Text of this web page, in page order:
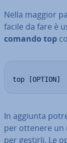
Nella maggior
facile da fare è
comando top
top [OPTION]
In aggiunta
per ottenere un
per gestirli. Le